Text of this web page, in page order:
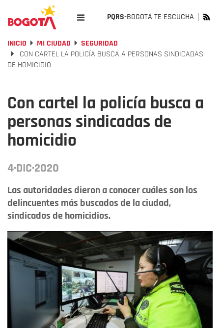
PQRS-BOGOTÁ TE ESCUCHA
INICIO MI CIUDAD
SEGURIDAD
CON CARTEL LA POLICÍA BUSCA A PERSONAS SINDICADAS
DE HOMICIDIO
Con cartel la policía busca a
personas sindicadas de
homicidio
4·DIC·2020
Las autoridades dieron a conocer cuáles son los
delincuentes más buscados de la ciudad,
sindicados de homicidios.